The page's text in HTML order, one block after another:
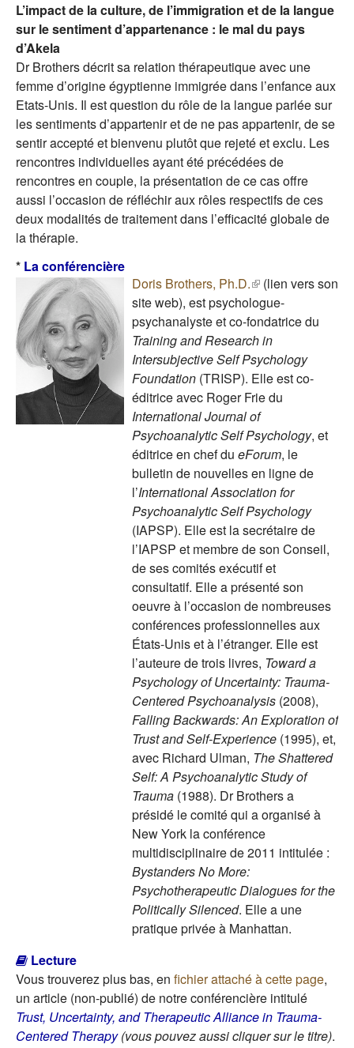
L’impact de la culture, de l’immigration et de la langue
sur le sentiment d’appartenance : le mal du pays
d’Akela
Dr Brothers décrit sa relation thérapeutique avec une
femme d’origine égyptienne immigrée dans l’enfance aux
Etats-Unis. Il est question du rôle de la langue parlée sur
les sentiments d’appartenir et de ne pas appartenir, de se
sentir accepté et bienvenu plutôt que rejeté et exclu. Les
rencontres individuelles ayant été précédées de
rencontres en couple, la présentation de ce cas offre
aussi l’occasion de réfléchir aux rôles respectifs de ces
deux modalités de traitement dans l’efficacité globale de
la thérapie.
* La conférencière
Doris Brothers, Ph.D.(le lien est
externe)
(lien vers son
site web), est psychologue-
psychanalyste et co-fondatrice du
Training and Research in
Intersubjective Self Psychology
Foundation (TRISP). Elle est co-
éditrice avec Roger Frie du
International Journal of
Psychoanalytic Self Psychology, et
éditrice en chef dueForum, le
bulletin de nouvelles en ligne de
l’International Association for
Psychoanalytic Self Psychology
(IAPSP). Elle est la secrétaire de
l’IAPSP et membre de son Conseil,
de ses comités exécutif et
consultatif. Elle a présenté son
oeuvre à l’occasion de nombreuses
conférences professionnelles aux
États-Unis et à l’étranger. Elle est
l’auteure de trois livres, Toward a
Psychology of Uncertainty: Trauma-
Centered Psychoanalysis (2008),
Falling Backwards: An Exploration of
Trust and Self-Experience (1995), et,
avec Richard Ulman, The Shattered
Self: A Psychoanalytic Study of
Trauma (1988). Dr Brothers a
présidé le comité qui a organisé à
New York la conférence
multidisciplinaire de 2011 intitulée :
Bystanders No More:
Psychotherapeutic Dialogues for the
Politically Silenced. Elle a une
pratique privée à Manhattan.
Lecture
Vous trouverez plus bas, en fichier attaché à cette page,
un article (non-publié) de notre conférencière intitulé
Trust, Uncertainty, and Therapeutic Alliance in Trauma-
Centered Therapy(vous pouvez aussi cliquer sur le titre).